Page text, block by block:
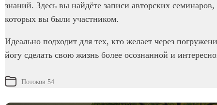
знаний. Здесь вы найдёте записи авторских семинаров,
которых вы были участником.
Идеально подходит для тех, кто желает через
йогу сделать свою жизнь более осознанной и
Потоков 54